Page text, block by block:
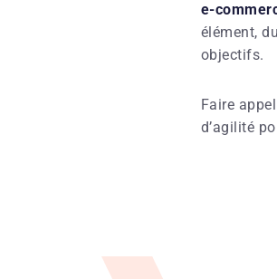
e-
élément,
objectifs.
Faire
d’agilité